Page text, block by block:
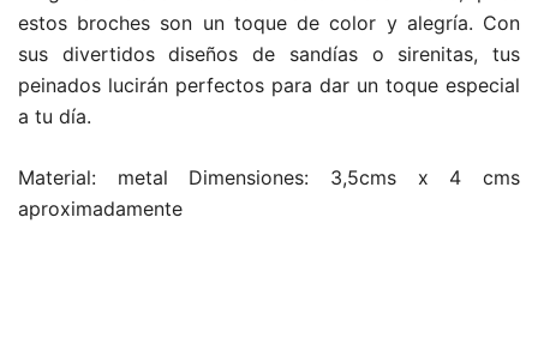
estos broches son un toque de color y alegría. Con
sus divertidos diseños de sandías o sirenitas, tus
peinados lucirán perfectos para dar un toque especial
a tu día.
Material: metal Dimensiones: 3,5cms x 4 cms
aproximadamente